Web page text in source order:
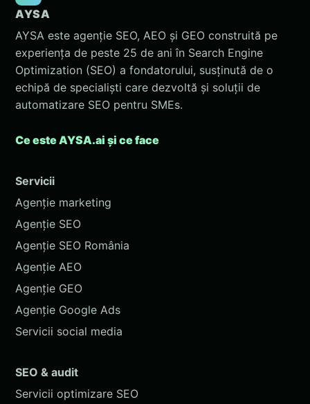
AYSA
AYSA este agenție SEO, AEO și GEO construită pe
experiența de peste 25 de ani în Search Engine
Optimization (SEO) a fondatorului, susținută de o
echipă de specialiști care dezvoltă și soluții de
automatizare SEO pentru SMEs.
Ce este AYSA.ai și ce face
Servicii
Agenție marketing
Agenție SEO
Agenție SEO România
Agenție AEO
Agenție GEO
Agenție Google Ads
Servicii social media
SEO & audit
Servicii optimizare SEO